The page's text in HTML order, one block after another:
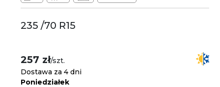
235 /70 R15
257 zł/szt.
Dostawa za 4 dni
Poniedziałek